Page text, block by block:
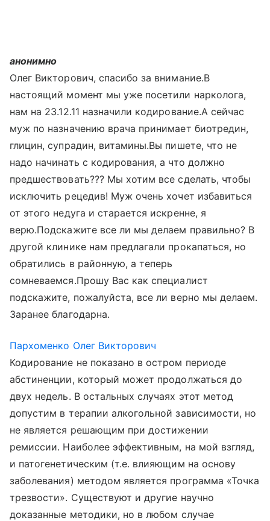
анонимно
Олег Викторович, спасибо за внимание.В
настоящий момент мы уже посетили нарколога,
нам на 23.12.11 назначили кодирование.А сейчас
муж по назначению врача принимает биотредин,
глицин, супрадин, витамины.Вы пишете, что не
надо начинать с кодирования, а что должно
предшествовать??? Мы хотим все сделать, чтобы
исключить рецедив! Муж очень хочет избавиться
от этого недуга и старается искренне, я
верю.Подскажите все ли мы делаем правильно? В
другой клинике нам предлагали прокапаться, но
обратились в районную, а теперь
сомневаемся.Прошу Вас как специалист
подскажите, пожалуйста, все ли верно мы делаем.
Заранее благодарна.
Пархоменко Олег Викторович
Кодирование не показано в остром периоде
абстиненции, который может продолжаться до
двух недель. В остальных случаях этот метод
допустим в терапии алкогольной зависимости, но
не является решающим при достижении
ремиссии. Наиболее эффективным, на мой взгляд,
и патогенетическим (т.е. влияющим на основу
заболевания) методом является программа «Точка
трезвости». Существуют и другие научно
доказанные методики, но в любом случае